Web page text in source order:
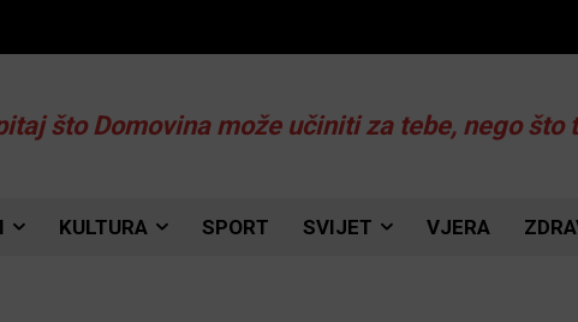
što Domovina može učiniti za tebe, nego
KULTURA SPORT SVIJET VJERA